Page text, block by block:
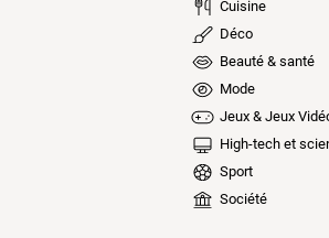
Cuisine
Déco
Beauté & santé
Mode
Jeux & Jeux
High-tech et
Sport
Société